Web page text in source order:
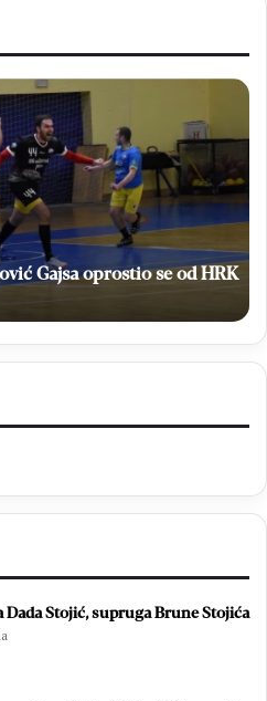
Gajsa oprostio se od HRK
u
Stojić, supruga Brune Stojića